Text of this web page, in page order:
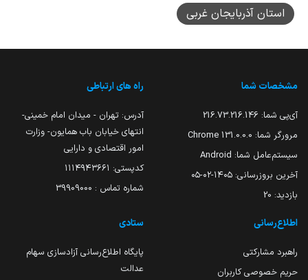
استان آذربایجان غربی
مشخصات شما
آی‌پی شما: 216.73.216.146
مرورگر شما: 131.0.0.0 Chrome
سیستم‌عامل شما: Android
آخرین بروزرسانی: ۱۴۰۵-۰۲-۰۵
بازدید: 20
راه های ارتباطی
آدرس: تهران - میدان امام خمینی-
انتهای خیابان باب همایون- وزارت
امور اقتصادی و دارایی
کدپستی: ۱۱۱۴۹۴۳۶۶۱
شماره تماس : 39909000
اطلاع‌رسانی
راهبرد مشارکتی
حریم خصوصی کاربران
ستادی
پایگاه اطلاع‌رسانی آزادسازی سهام
عدالت